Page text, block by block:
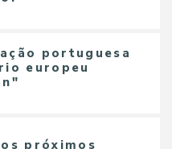
portuguesa
europeu
próximos